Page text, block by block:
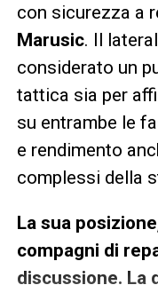
con sicurezza a
Marusic. Il
considerato un
tattica sia per
su entrambe le
e rendimento
complessi della
La sua
compagni di
discussione. La